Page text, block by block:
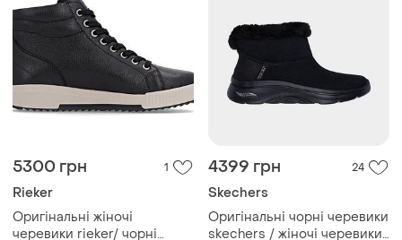
5300 грн 1
Rieker
Оригінальні жіночі
черевики rieker/ чорні
4399 грн 24
Skechers
Оригінальні чорні черевики
skechers / жіночі черевики